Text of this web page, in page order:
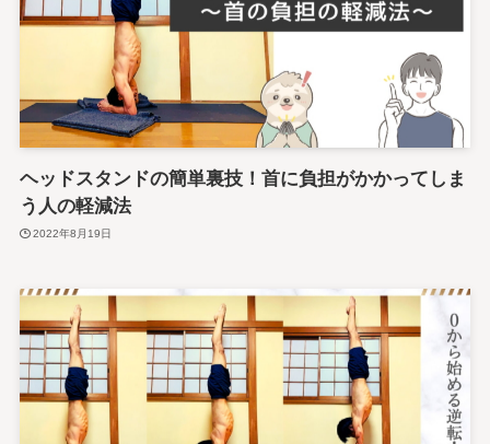
ヘッドスタンドの簡単裏技！首に負担がかかってしま
う人の軽減法
2022年8月19日